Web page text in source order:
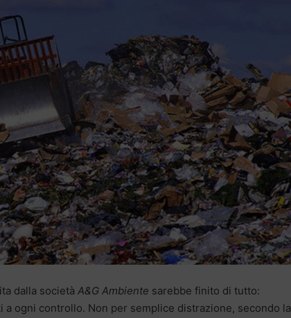
dalla società A&G Ambiente sarebbe finito di tutto:
ogni controllo. Non per semplice distrazione, secondo la